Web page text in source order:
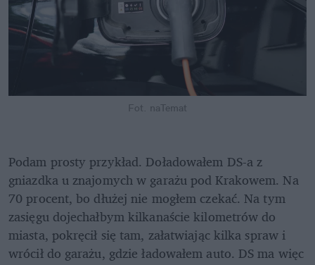
Fot. naTemat
Podam prosty przykład. Doładowałem DS-a z
gniazdka u znajomych w garażu pod Krakowem. Na
70 procent, bo dłużej nie mogłem czekać. Na tym
zasięgu dojechałbym kilkanaście kilometrów do
miasta, pokręcił się tam, załatwiając kilka spraw i
wrócił do garażu, gdzie ładowałem auto. DS ma więc